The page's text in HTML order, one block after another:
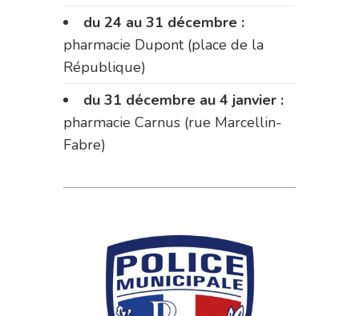
du 24 au 31 décembre :
pharmacie Dupont (place de la
République)
du 31 décembre au 4 janvier :
pharmacie Carnus (rue Marcellin-
Fabre)